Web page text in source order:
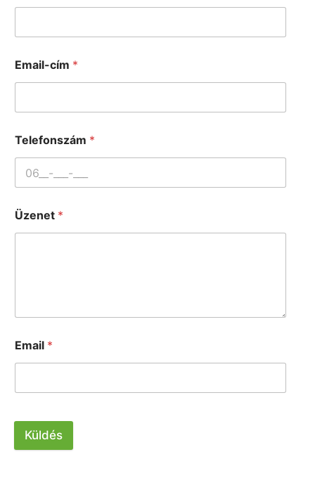
Email-cím *
Telefonszám *
Üzenet *
Email *
Küldés